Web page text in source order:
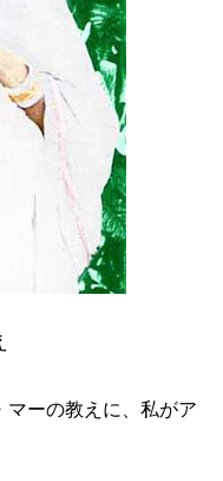
ーの教えに、私がア